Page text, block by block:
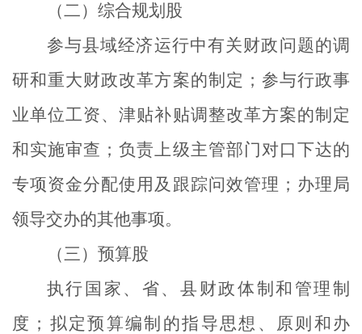
（二）综合规划股
参与县域经济运行中有关财政问题的调
研和重大财政改革方案的制定；参与行政事
业单位工资、津贴补贴调整改革方案的制定
和实施审查；负责上级主管部门对口下达的
专项资金分配使用及跟踪问效管理；办理局
领导交办的其他事项。
（三）预算股
执行国家、省、县财政体制和管理制
度；拟定预算编制的指导思想、原则和办